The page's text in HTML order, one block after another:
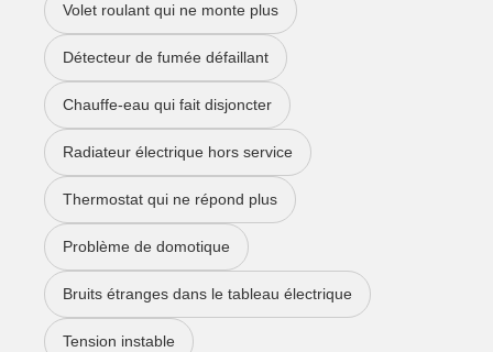
Volet roulant qui ne monte plus
Détecteur de fumée défaillant
Chauffe-eau qui fait disjoncter
Radiateur électrique hors service
Thermostat qui ne répond plus
Problème de domotique
Bruits étranges dans le tableau électrique
Tension instable